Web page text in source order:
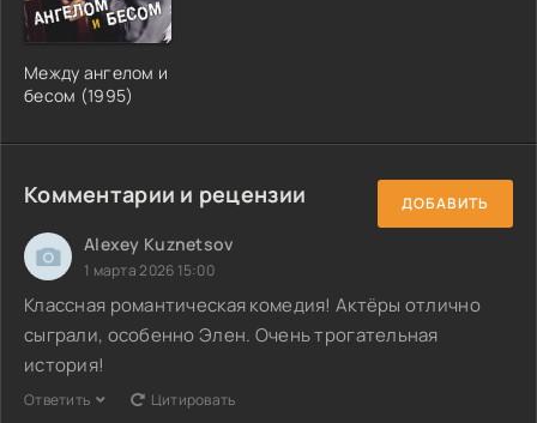
Между ангелом и
бесом (1995)
Комментарии и рецензии ДОБАВИТЬ
Alexey Kuznetsov
1 марта 2026 15:00
Классная романтическая комедия! Актёры отлично
сыграли, особенно Элен. Очень трогательная
история!
Ответить Цитировать